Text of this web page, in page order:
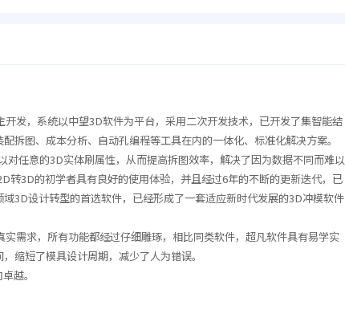
发，系统以中望3D软件为平台，采用二次开发技术，已开发了集智能结
拆图、成本分析、自动孔编程等工具在内的一体化、标准化解决方案。
任意的3D实体刷属性，从而提高拆图效率，解决了因为数据不同而难以
转3D的初学者具有良好的使用体验，并且经过6年的不断的更新迭代，已
3D设计转型的首选软件，已经形成了一套适应新时代发展的3D冲模软件
需求，所有功能都经过仔细雕琢，相比同类软件，超凡软件具有易学实
缩短了模具设计周期，减少了人为错误。
越。